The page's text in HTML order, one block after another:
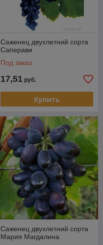
Саженец двухлетний сорта
Саперави
Под заказ
17,51 руб.
Купить
Саженец двухлетний сорта
Мария Магдалина